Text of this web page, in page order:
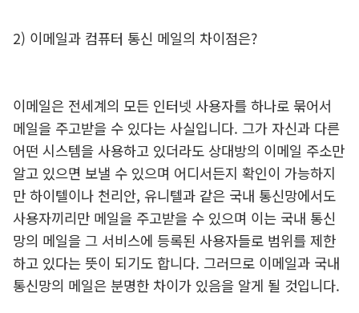
2) 이메일과 컴퓨터 통신 메일의 차이점은?
이메일은 전세계의 모든 인터넷 사용자를 하나로 묶어서
메일을 주고받을 수 있다는 사실입니다. 그가 자신과 다른
어떤 시스템을 사용하고 있더라도 상대방의 이메일 주소만
알고 있으면 보낼 수 있으며 어디서든지 확인이 가능하지
만 하이텔이나 천리안, 유니텔과 같은 국내 통신망에서도
사용자끼리만 메일을 주고받을 수 있으며 이는 국내 통신
망의 메일을 그 서비스에 등록된 사용자들로 범위를 제한
하고 있다는 뜻이 되기도 합니다. 그러므로 이메일과 국내
통신망의 메일은 분명한 차이가 있음을 알게 될 것입니다.